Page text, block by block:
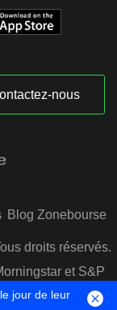
nous
Blog Zonebourse
droits réservés.
et S&P
jour de leur